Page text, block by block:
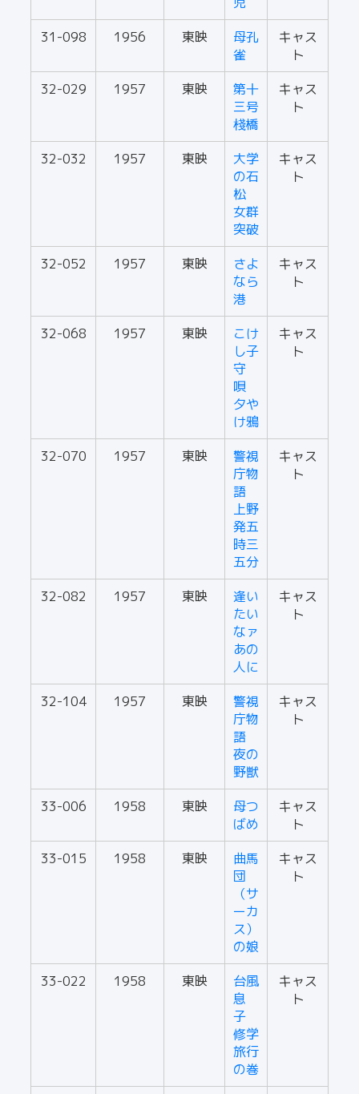
31-098
1956 東映
母孔
雀
キャス
ト
32-029
1957 東映
第十
三号
棧橋
キャス
ト
32-032 1957 東映
大学
の石
松
女群
突破
キャス
ト
32-052 1957 東映
さよ
なら
港
キャス
ト
32-068 1957 東映
こけ
し子
守
唄
夕や
け鴉
キャス
ト
32-070 1957 東映
警視
庁物
語
上野
発五
時三
五分
キャス
ト
32-082 1957 東映
逢い
たい
なァ
あの
人に
キャス
ト
32-104 1957 東映
警視
庁物
語
夜の
野獣
キャス
ト
33-006 1958 東映
母つ
ばめ
キャス
ト
33-015
1958 東映
曲馬
団
（サ
ーカ
ス）
の娘
キャス
ト
33-022 1958 東映
台風
息
子
修学
旅行
の巻
キャス
ト